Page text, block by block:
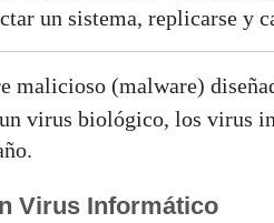
un sistema, replicarse y
malicioso (malware)
virus biológico, los virus
Virus Informático